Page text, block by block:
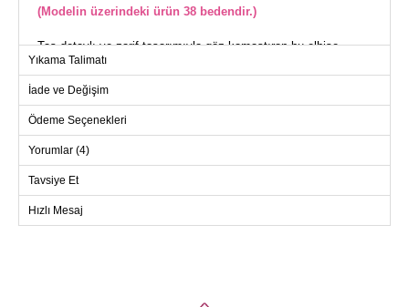
(Modelin üzerindeki ürün 38 bedendir.)
Taş detaylı ve zarif tasarımıyla göz kamaştıran bu elbise,
tesettür modasına şık bir soluk getiriyor. Aerobin kumaştan
yıkama önerilen bu ürün, 30 derecede yıkanabilir ve bakımı
oldukça kolaydır. Bisiklet yakası ve astarsız yapısıyla modern
bir görünüm sunarken, sırt kısmındaki düğme ve yandan
bağlanabilir kemer detayı ile zarafeti bir araya getiriyor.
Manşetlerindeki lastik detayı ise konforu artırıyor. Taş detaylar
sağlıyor. 38 beden olarak sunulan model, farklı beden
seçenekleriyle de tercih edilebilir.
Yıkama Talimatı
İade ve Değişim
Ödeme Seçenekleri
Yorumlar (4)
Tavsiye Et
Hızlı Mesaj